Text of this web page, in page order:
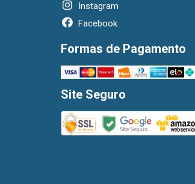
Instagram
Facebook
Formas de Pagamento
Site Seguro